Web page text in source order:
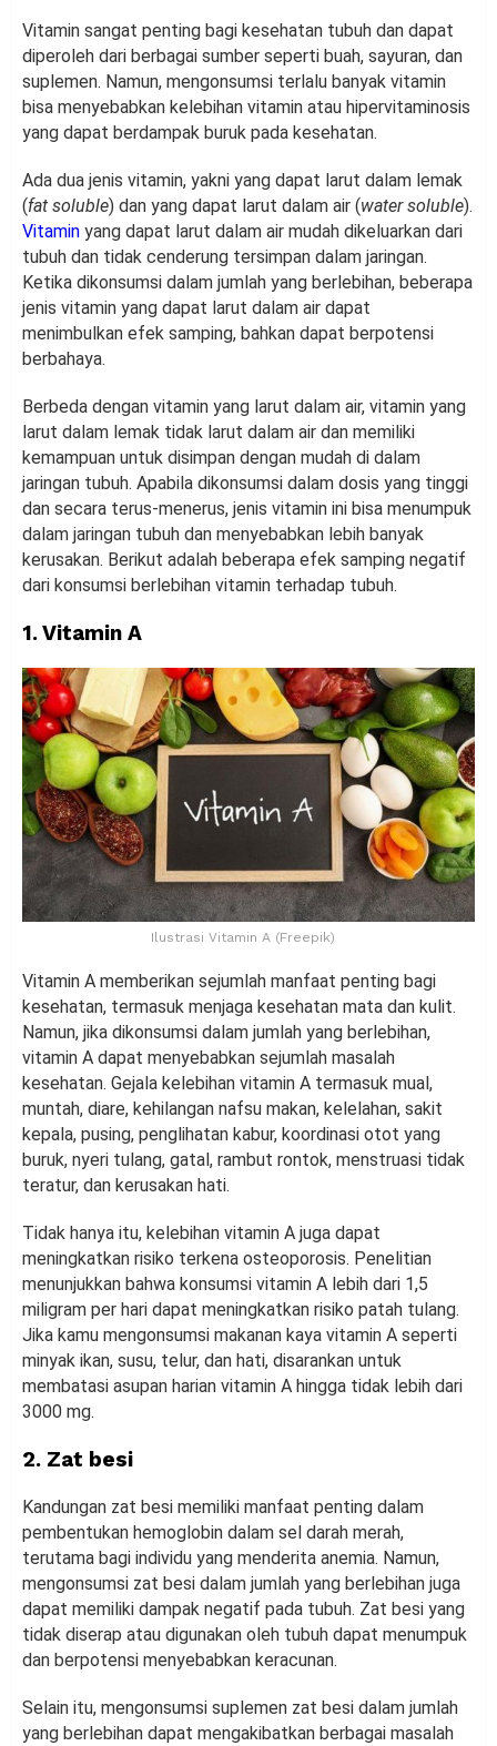
Vitamin sangat penting bagi kesehatan tubuh dan dapat
diperoleh dari berbagai sumber seperti buah, sayuran, dan
suplemen. Namun, mengonsumsi terlalu banyak vitamin
bisa menyebabkan kelebihan vitamin atau hipervitaminosis
yang dapat berdampak buruk pada kesehatan.
Ada dua jenis vitamin, yakni yang dapat larut dalam lemak
(fat soluble) dan yang dapat larut dalam air (water soluble).
Vitamin yang dapat larut dalam air mudah dikeluarkan dari
tubuh dan tidak cenderung tersimpan dalam jaringan.
Ketika dikonsumsi dalam jumlah yang berlebihan, beberapa
jenis vitamin yang dapat larut dalam air dapat
menimbulkan efek samping, bahkan dapat berpotensi
berbahaya.
Berbeda dengan vitamin yang larut dalam air, vitamin yang
larut dalam lemak tidak larut dalam air dan memiliki
kemampuan untuk disimpan dengan mudah di dalam
jaringan tubuh. Apabila dikonsumsi dalam dosis yang tinggi
dan secara terus-menerus, jenis vitamin ini bisa menumpuk
dalam jaringan tubuh dan menyebabkan lebih banyak
kerusakan. Berikut adalah beberapa efek samping negatif
dari konsumsi berlebihan vitamin terhadap tubuh.
1. Vitamin A
Ilustrasi Vitamin A (Freepik)
Vitamin A memberikan sejumlah manfaat penting bagi
kesehatan, termasuk menjaga kesehatan mata dan kulit.
Namun, jika dikonsumsi dalam jumlah yang berlebihan,
vitamin A dapat menyebabkan sejumlah masalah
kesehatan. Gejala kelebihan vitamin A termasuk mual,
muntah, diare, kehilangan nafsu makan, kelelahan, sakit
kepala, pusing, penglihatan kabur, koordinasi otot yang
buruk, nyeri tulang, gatal, rambut rontok, menstruasi tidak
teratur, dan kerusakan hati.
Tidak hanya itu, kelebihan vitamin A juga dapat
meningkatkan risiko terkena osteoporosis. Penelitian
menunjukkan bahwa konsumsi vitamin A lebih dari 1,5
miligram per hari dapat meningkatkan risiko patah tulang.
Jika kamu mengonsumsi makanan kaya vitamin A seperti
minyak ikan, susu, telur, dan hati, disarankan untuk
membatasi asupan harian vitamin A hingga tidak lebih dari
3000 mg.
2. Zat besi
Kandungan zat besi memiliki manfaat penting dalam
pembentukan hemoglobin dalam sel darah merah,
terutama bagi individu yang menderita anemia. Namun,
mengonsumsi zat besi dalam jumlah yang berlebihan juga
dapat memiliki dampak negatif pada tubuh. Zat besi yang
tidak diserap atau digunakan oleh tubuh dapat menumpuk
dan berpotensi menyebabkan keracunan.
Selain itu, mengonsumsi suplemen zat besi dalam jumlah
yang berlebihan dapat mengakibatkan berbagai masalah